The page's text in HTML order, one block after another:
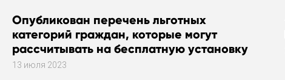
Опубликован перечень льготных
категорий граждан, которые могут
рассчитывать на бесплатную установку
газового оборудования
13 июля 2023